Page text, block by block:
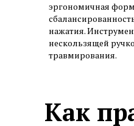
эргономичная
нажатия.
нескользящей
травмирования.
Как